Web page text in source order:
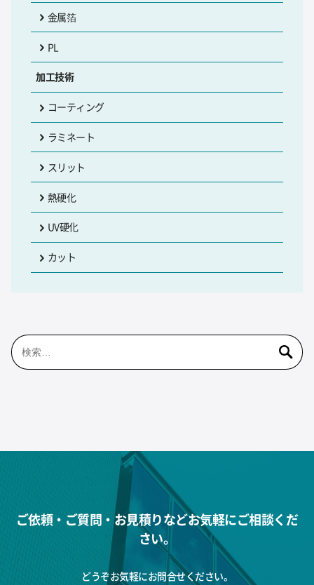
金属箔
PL
加工技術
コーティング
ラミネート
スリット
熱硬化
UV硬化
カット
検
索:
ご依頼・ご質問・お見積りなどお気軽にご相談くだ
さい。
どうぞお気軽にお問合せください。